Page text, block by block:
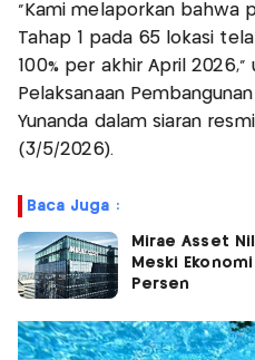
“Kami melaporkan bahwa
Tahap 1 pada 65 lokasi
100% per akhir April
Pelaksanaan
Yunanda dalam siaran
(3/5/2026).
Baca Juga :
Mirae Asset
Meski
Persen